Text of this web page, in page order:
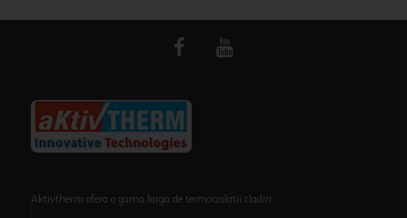
Aktivtherm ofera o gama larga de termoizolatii cladiri.